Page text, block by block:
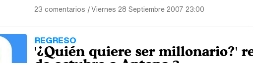
23 comentarios |Viernes 28 Septiembre 2007 23:00
REGRESO
'¿Quién quiere ser millonario?'